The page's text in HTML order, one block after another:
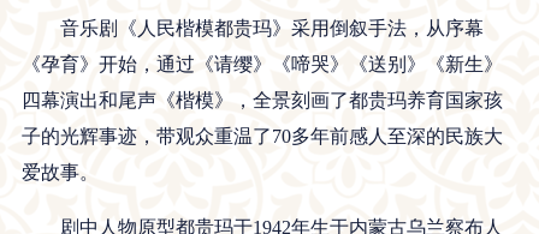
音乐剧《人民楷模都贵玛》采用倒叙手法，从序幕
《孕育》开始，通过《请缨》《啼哭》《送别》《新生》
四幕演出和尾声《楷模》，全景刻画了都贵玛养育国家孩
子的光辉事迹，带观众重温了70多年前感人至深的民族大
爱故事。
剧中人物原型都贵玛于1942年生于内蒙古乌兰察布人